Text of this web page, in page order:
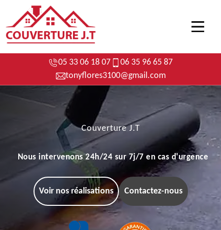
05 33 06 18 07
06 35 96 65 87
tonyflores3100@gmail.com
Couverture J.T
Nous intervenons 24h/24 sur 7j/7 en cas d'urgence
Voir nos réalisations Contactez-nous